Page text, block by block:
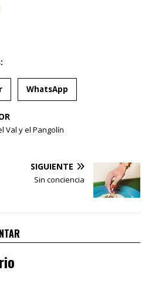
WhatsApp
Val y el Pangolín
SIGUIENTE
Sin conciencia